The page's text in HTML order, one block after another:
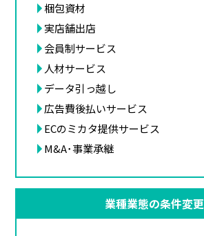
梱包資材
実店舗出店
会員制サービス
人材サービス
データ引っ越し
広告費後払いサービス
ECのミカタ提供サービス
M&A･事業承継
業種業態の条件変更